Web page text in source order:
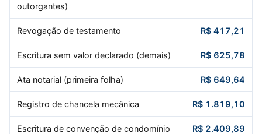
outorgantes)
Revogação de testamento R$ 417,21
Escritura sem valor declarado (demais) R$ 625,78
Ata notarial (primeira folha) R$ 649,64
Registro de chancela mecânica R$ 1.819,10
Escritura de convenção de condomínio R$ 2.409,89